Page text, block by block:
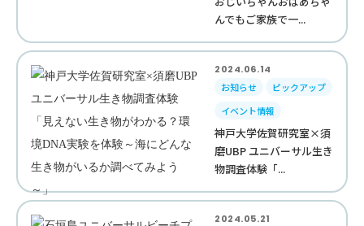
んでもご家族で一...
2024.06.14
お知らせ
ピックアップ
イベント情報
神戸大学佐賀研究室×須
磨UBP ユニバーサル生き
物調査体験「...
2024.05.21